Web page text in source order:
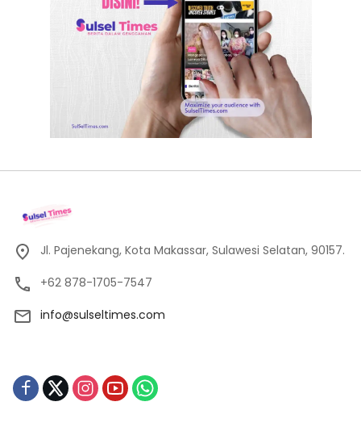
Jl. Pajenekang, Kota Makassar, Sulawesi Selatan, 90157.
+62 878-1705-7547
info@sulseltimes.com